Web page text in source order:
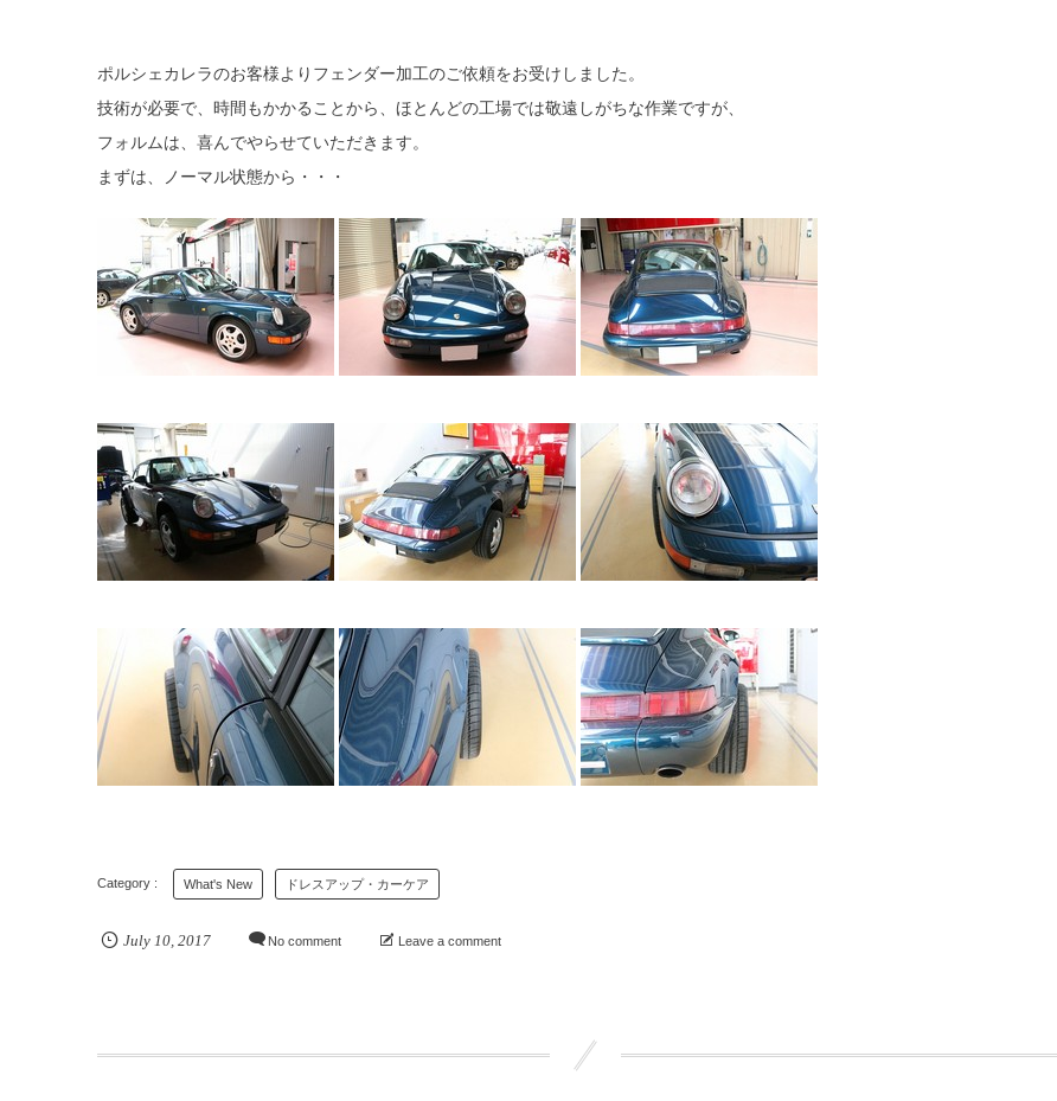
ポルシェカレラのお客様よりフェンダー加工のご依頼をお受けしました。
技術が必要で、時間もかかることから、ほとんどの工場では敬遠しがちな作業ですが、
フォルムは、喜んでやらせていただきます。
まずは、ノーマル状態から・・・
What's New ドレスアップ・カーケア
July 10, 2017 No comment Leave a comment